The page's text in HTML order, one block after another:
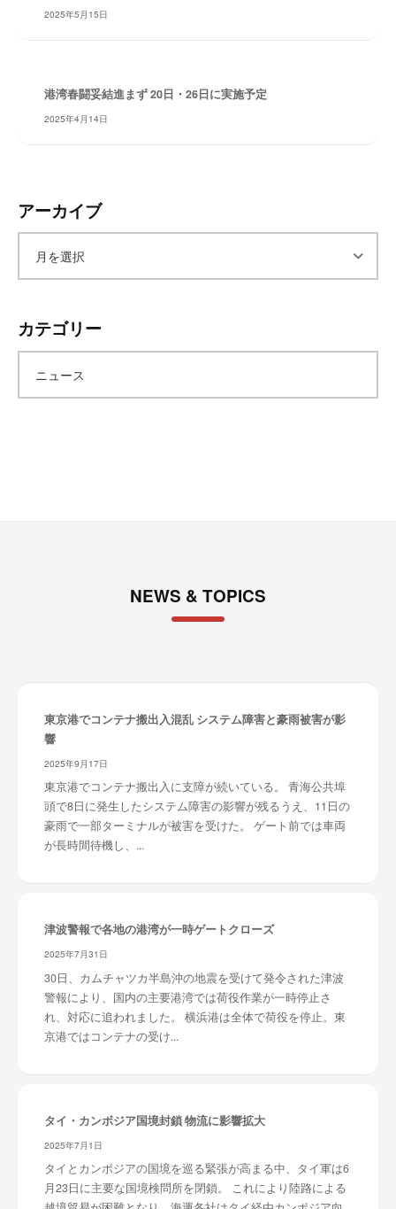
イ
2025年5月15日
港湾春闘妥結進まず 20日・26日に実施予定
2025年4月14日
アーカイブ
カ
イ
カテゴリー
ニュース
NEWS & TOPICS
東京港でコンテナ搬出入混乱 システム障害と豪雨被害が影
響
2025年9月17日
東京港でコンテナ搬出入に支障が続いている。 青海公共埠
頭で8日に発生したシステム障害の影響が残るうえ、11日の
豪雨で一部ターミナルが被害を受けた。 ゲート前では車両
が長時間待機し、...
津波警報で各地の港湾が一時ゲートクローズ
2025年7月31日
30日、カムチャツカ半島沖の地震を受けて発令された津波
警報により、国内の主要港湾では荷役作業が一時停止さ
れ、対応に追われました。 横浜港は全体で荷役を停止。東
京港ではコンテナの受け...
タイ・カンボジア国境封鎖 物流に影響拡大
2025年7月1日
タイとカンボジアの国境を巡る緊張が高まる中、タイ軍は6
月23日に主要な国境検問所を閉鎖。 これにより陸路による